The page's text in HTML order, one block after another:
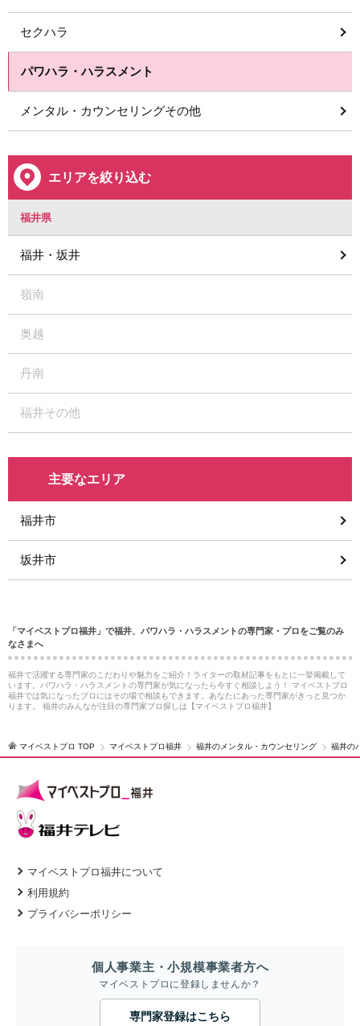
セクハラ
パワハラ・ハラスメント
メンタル・カウンセリングその他
エリアを絞り込む
福井県
福井・坂井
嶺南
奥越
丹南
福井その他
主要なエリア
福井市
坂井市
「マイベストプロ福井」で福井、パワハラ・ハラスメントの専門家・プロをご覧のみ
なさまへ
福井で活躍する専門家のこだわりや魅力をご紹介！ライターの取材記事をもとに一挙掲載して
います。パワハラ・ハラスメントの専門家が気になったら今すぐ相談しよう！ マイベストプロ
福井では気になったプロにはその場で相談もできます。あなたにあった専門家がきっと見つか
ります。 福井のみんなが注目の専門家プロ探しは【マイベストプロ福井】
マイベストプロ TOP マイベストプロ福井 福井のメンタル・カウンセリング 福井の
マイベストプロ福井について
利用規約
プライバシーポリシー
個人事業主・小規模事業者方へ
マイベストプロに登録しませんか？
専門家登録はこちら